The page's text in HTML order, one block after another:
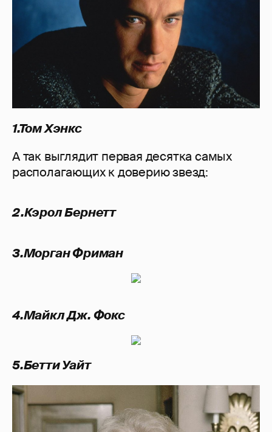
1.Том Хэнкс
А так выглядит первая десятка самых
располагающих к доверию звезд:
2.Кэрол Бернетт
3.Морган Фриман
4.Майкл Дж. Фокс
5.Бетти Уайт